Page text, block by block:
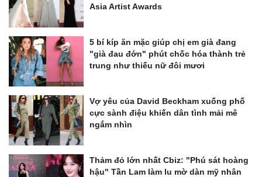
Asia Artist Awards
5 bí kíp ăn mặc giúp chị em già đang
"già đau đớn" phút chốc hóa thành trẻ
trung như thiếu nữ đôi mươi
Vợ yêu của David Beckham xuống phố
cực sành điệu khiến dân tình mải mê
ngắm nhìn
Thảm đỏ lớn nhất Cbiz: "Phú sát hoàng
hậu" Tần Lam làm lu mờ dàn mỹ nhân